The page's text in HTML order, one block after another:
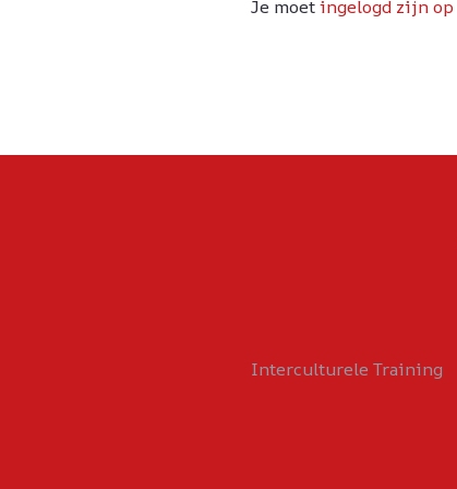
Je moetingelogd zijn op
Interculturele Training